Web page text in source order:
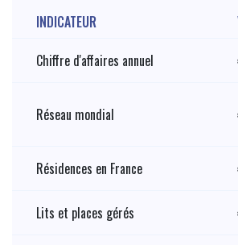
INDICATEUR
Chiffre d'affaires annuel
Réseau mondial
Résidences en France
Lits et places gérés